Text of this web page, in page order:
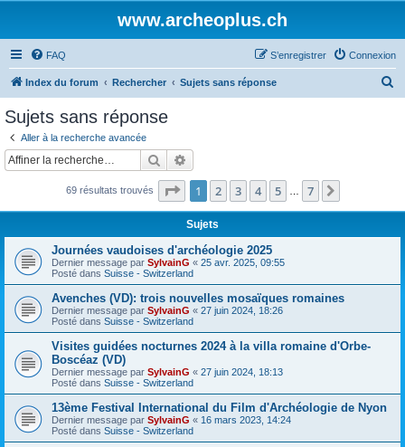
www.archeoplus.ch
FAQ Connexion
S’enregistrer
Index du forum Rechercher Sujets sans réponse
c
Sujets sans réponse
Aller à la recherche avancée
Rechercher
69 résultats trouvés Page 1sur7
1 2 3 4 5 7
Sujets
Journées vaudoises d'archéologie 2025
Dernier message par SylvainG « 25 avr. 2025, 09:55
Posté dans Suisse - Switzerland
Avenches (VD): trois nouvelles mosaïques romaines
Dernier message par SylvainG « 27 juin 2024, 18:26
Posté dans Suisse - Switzerland
Visites guidées nocturnes 2024 à la villa romaine d'Orbe-
Boscéaz (VD)
Dernier message par SylvainG « 27 juin 2024, 18:13
Posté dans Suisse - Switzerland
13ème Festival International du Film d'Archéologie de Nyon
Dernier message par SylvainG « 16 mars 2023, 14:24
Posté dans Suisse - Switzerland